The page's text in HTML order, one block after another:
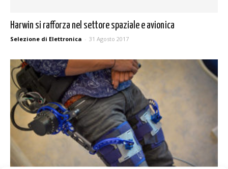
Harwin si rafforza nel settore spaziale e avionica
Selezione di Elettronica - 31 Agosto 2017